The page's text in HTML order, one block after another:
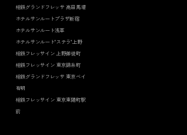
相鉄グランドフレッサ 高田馬場
ホテルサンルートプラザ新宿
ホテルサンルート浅草
ホテルサンルート"ステラ"上野
相鉄フレッサイン 上野御徒町
相鉄フレッサイン 東京錦糸町
相鉄グランドフレッサ 東京ベイ
有明
相鉄フレッサイン 東京東陽町駅
前